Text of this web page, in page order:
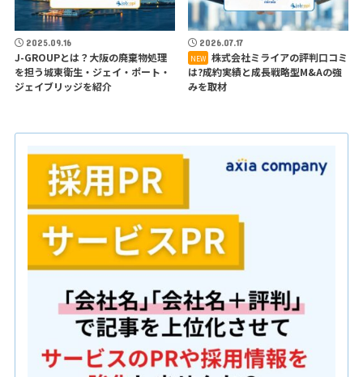
2025.09.16
J-GROUPとは？大阪の廃棄物処理
を担う城東衛生・ジェイ・ポート・
ジェイブリッジを紹介
2026.07.17
株式会社ミライアの評判口コミ
は?成約実績と成長戦略型M&Aの強
みを取材